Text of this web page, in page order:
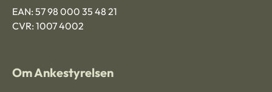
EAN: 57 98 000 35 48 21
CVR: 1007 4002
Om Ankestyrelsen